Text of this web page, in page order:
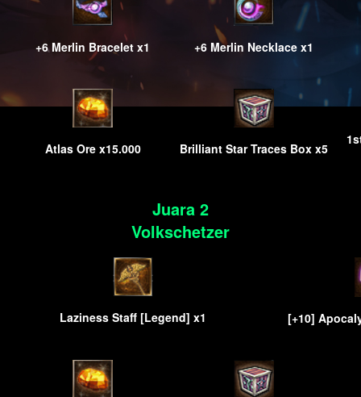
+6 Merlin Bracelet x1 +6 Merlin Necklace x1
Atlas Ore x15.000 Brilliant Star Traces Box x5
Juara 2
Volkschetzer
Laziness Staff [Legend] x1 [+10]